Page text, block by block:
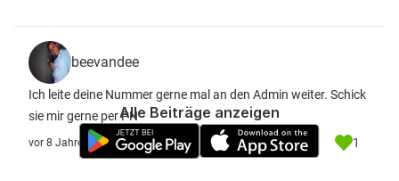
beevandee
Ich leite deine Nummer gerne mal an den Admin weiter. Schick
sie mir gerne per PN
vor 8 Jahre 1
Alle Beiträge anzeigen